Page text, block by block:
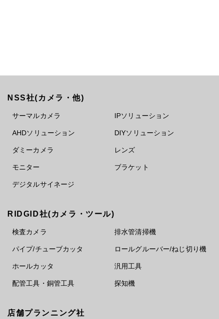
NSS社(カメラ・他)
サーマルカメラ IPソリューション
AHDソリューション DIYソリューション
ダミーカメラ レンズ
モニター ブラケット
デジタルサイネージ
RIDGID社(カメラ・ツール)
検査カメラ 排水管清掃機
パイプ/チューブカッタ ロールグルーバー/ねじ切り機
ホールカッタ 汎用工具
配管工具・銅管工具 探知機
店舗プランニング社